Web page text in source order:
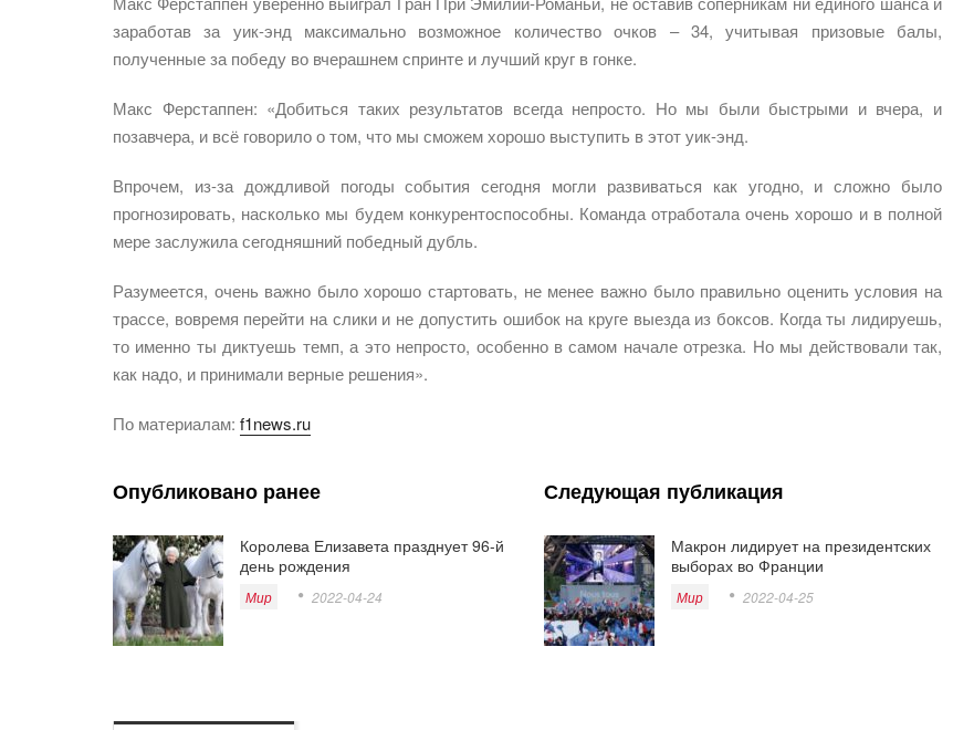
заработав за уик-энд максимально возможное количество очков – 34, учитывая призовые балы,
полученные за победу во вчерашнем спринте и лучший круг в гонке.
Макс Ферстаппен: «Добиться таких результатов всегда непросто. Но мы были быстрыми и вчера, и
позавчера, и всё говорило о том, что мы сможем хорошо выступить в этот уик-энд.
Впрочем, из-за дождливой погоды события сегодня могли развиваться как угодно, и сложно было
прогнозировать, насколько мы будем конкурентоспособны. Команда отработала очень хорошо и в полной
мере заслужила сегодняшний победный дубль.
Разумеется, очень важно было хорошо стартовать, не менее важно было правильно оценить условия на
трассе, вовремя перейти на слики и не допустить ошибок на круге выезда из боксов. Когда ты лидируешь,
то именно ты диктуешь темп, а это непросто, особенно в самом начале отрезка. Но мы действовали так,
как надо, и принимали верные решения».
По материалам: f1news.ru
Опубликовано ранее
Королева Елизавета празднует 96-й
день рождения
Мир 2022-04-24
Следующая публикация
Макрон лидирует на президентских
выборах во Франции
Мир 2022-04-25